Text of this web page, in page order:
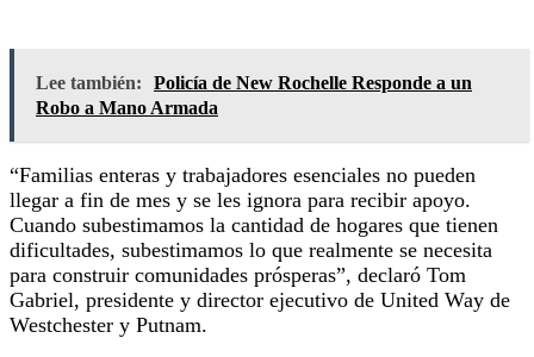
Lee también:
Policía de New Rochelle Responde a un
Robo a Mano Armada
“Familias enteras y trabajadores esenciales no pueden
llegar a fin de mes y se les ignora para recibir apoyo.
Cuando subestimamos la cantidad de hogares que tienen
dificultades, subestimamos lo que realmente se necesita
para construir comunidades prósperas”, declaró Tom
Gabriel, presidente y director ejecutivo de United Way de
Westchester y Putnam.